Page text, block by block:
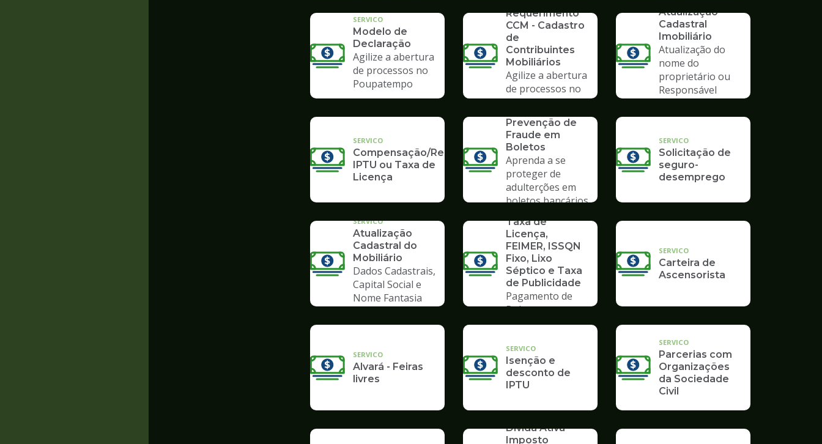
SERVICO
Modelo de
Declaração
Agilize a abertura
de processos no
Poupatempo
Requerimento
CCM - Cadastro
de
Contribuintes
Mobiliários
Agilize a abertura
de processos no
Poupatempo
Atualização
Cadastral
Imobiliário
Atualização do
nome do
proprietário ou
Responsável
SERVICO
Compensação/Restituição
IPTU ou Taxa de
Licença
Prevenção de
Fraude em
Boletos
Aprenda a se
proteger de
adulterções em
boletos bancários
SERVICO
Solicitação de
seguro-
desemprego
SERVICO
Atualização
Cadastral do
Mobiliário
Dados Cadastrais,
Capital Social e
Nome Fantasia
Taxa de
Licença,
FEIMER, ISSQN
Fixo, Lixo
Séptico e Taxa
de Publicidade
Pagamento de
Boleto
SERVICO
Carteira de
Ascensorista
SERVICO
Alvará - Feiras
livres
SERVICO
Isenção e
desconto de
IPTU
SERVICO
Parcerias com
Organizações
da Sociedade
Civil
Dívida Ativa -
Imposto